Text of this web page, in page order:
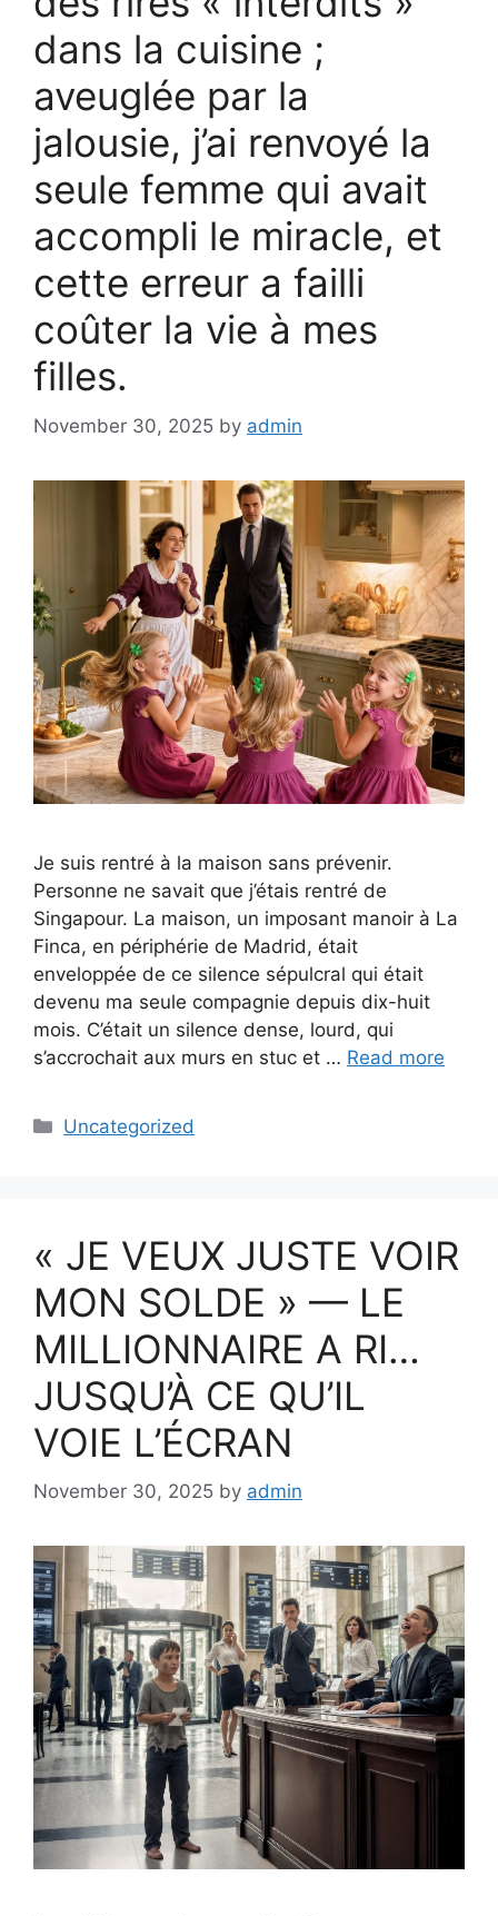
dans la cuisine ;
aveuglée par la
jalousie, j’ai renvoyé la
seule femme qui avait
accompli le miracle, et
cette erreur a failli
coûter la vie à mes
filles.
November 30, 2025 by admin
Je suis rentré à la maison sans prévenir.
Personne ne savait que j’étais rentré de
Singapour. La maison, un imposant manoir à La
Finca, en périphérie de Madrid, était
enveloppée de ce silence sépulcral qui était
devenu ma seule compagnie depuis dix-huit
mois. C’était un silence dense, lourd, qui
s’accrochait aux murs en stuc et … Read more
Categories
Uncategorized
« JE VEUX JUSTE VOIR
MON SOLDE » — LE
MILLIONNAIRE A RI…
JUSQU’À CE QU’IL
VOIE L’ÉCRAN
November 30, 2025 by admin